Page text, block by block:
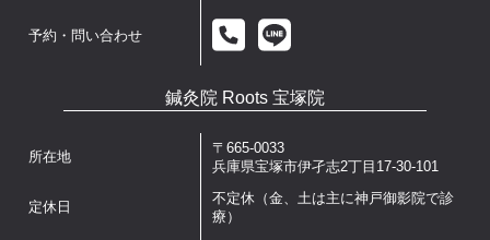
予約・問い合わせ
鍼灸院 Roots 宝塚院
所在地
〒665-0033
兵庫県宝塚市伊孑志2丁目17-30-101
定休日
不定休（金、土は主に神戸御影院で診
療）